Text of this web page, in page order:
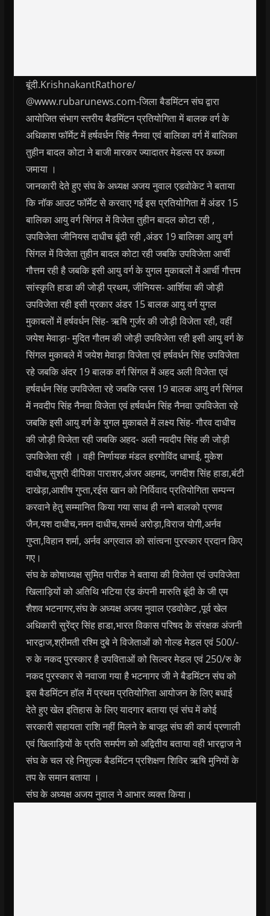
बूंदी.KrishnakantRathore/
@www.rubarunews.com-जिला बैडमिंटन संघ द्वारा
आयोजित संभाग स्तरीय बैडमिंटन प्रतियोगिता में बालक वर्ग के
अधिकाश फॉर्मेट में हर्षवर्धन सिंह नैनवा एवं बालिका वर्ग में बालिका
तुहीन बादल कोटा ने बाजी मारकर ज्यादातर मेडल्स पर कब्जा
जमाया ।
जानकारी देते हुए संघ के अध्यक्ष अजय नुवाल एडवोकेट ने बताया
कि नॉक आउट फॉर्मेट से करवाए गई इस प्रतियोगिता में अंडर 15
बालिका आयु वर्ग सिंगल में विजेता तुहीन बादल कोटा रही ,
उपविजेता जीनियस दाधीच बूंदी रही ,अंडर 19 बालिका आयु वर्ग
सिंगल में विजेता तुहीन बादल कोटा रही जबकि उपविजेता आर्ची
गौत्तम रही है जबकि इसी आयु वर्ग के युगल मुकाबलों में आर्ची गौत्तम
सांस्कृति हाडा की जोड़ी प्रथम, जीनियस- आर्शिया की जोड़ी
उपविजेता रही इसी प्रकार अंडर 15 बालक आयु वर्ग युगल
मुकाबलों में हर्षवर्धन सिंह- ऋषि गुर्जर की जोड़ी विजेता रही, वहीं
जयेश मेवाड़ा- मुदित गौतम की जोड़ी उपविजेता रही इसी आयु वर्ग के
सिंगल मुकाबले में जयेश मेवाड़ा विजेता एवं हर्षवर्धन सिंह उपविजेता
रहे जबकि अंदर 19 बालक वर्ग सिंगल में अहद अली विजेता एवं
हर्षवर्धन सिंह उपविजेता रहे जबकि प्लस 19 बालक आयु वर्ग सिंगल
में नवदीप सिंह नैनवा विजेता एवं हर्षवर्धन सिंह नैनवा उपविजेता रहे
जबकि इसी आयु वर्ग के युगल मुकाबले में लक्ष्य सिंह- गौरव दाधीच
की जोड़ी विजेता रही जबकि अहद- अली नवदीप सिंह की जोड़ी
उपविजेता रही । वही निर्णायक मंडल हरगोविंद धाभाई, मुकेश
दाधीच,सुश्री दीपिका पाराशर,अंजर अहमद, जगदीश सिंह हाडा,बंटी
दाखेड़ा,आशीष गुप्ता,रईस खान को निर्विवाद प्रतियोगिता सम्पन्न
करवाने हेतु सम्मानित किया गया साथ ही नन्ने बालको प्रणव
जैन,यश दाधीच,नमन दाधीच,समर्थ अरोड़ा,विराज योगी,अर्नव
गुप्ता,विहान शर्मा, अर्नव अग्रवाल को सांत्वना पुरस्कार प्रदान किए
गए।
संघ के कोषाध्यक्ष सुमित पारीक ने बताया की विजेता एवं उपविजेता
खिलाड़ियों को अतिथि भटिया एंड कंपनी मारुति बूंदी के जी एम
शैशव भटनागर,संघ के अध्यक्ष अजय नुवाल एडवोकेट ,पूर्व खेल
अधिकारी सुरेंद्र सिंह हाडा,भारत विकास परिषद के संरक्षक अंजनी
भारद्वाज,श्रीमती रश्मि दुबे ने विजेताओं को गोल्ड मेडल एवं 500/-
रु के नकद पुरस्कार है उपविताओं को सिल्वर मेडल एवं 250/रु के
नकद पुरस्कार से नवाजा गया है भटनागर जी ने बैडमिंटन संघ को
इस बैडमिंटन हॉल में प्रथम प्रतियोगिता आयोजन के लिए बधाई
देते हुए खेल इतिहास के लिए यादगार बताया एवं संघ में कोई
सरकारी सहायता राशि नहीं मिलने के बाजूद संघ की कार्य प्रणाली
एवं खिलाड़ियों के प्रति समर्पण को अद्वितीय बताया वही भारद्वाज ने
संघ के चल रहे निशुल्क बैडमिंटन प्रशिक्षण शिविर ऋषि मुनियों के
तप के समान बताया ।
संघ के अध्यक्ष अजय नुवाल ने आभार व्यक्त किया।